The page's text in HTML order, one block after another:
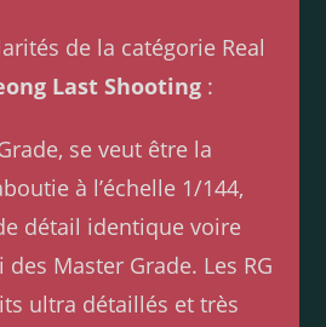
de la catégorie Real
Last Shooting :
se veut être la
à l’échelle 1/144,
détail identique voire
Master Grade. Les RG
ultra détaillés et très